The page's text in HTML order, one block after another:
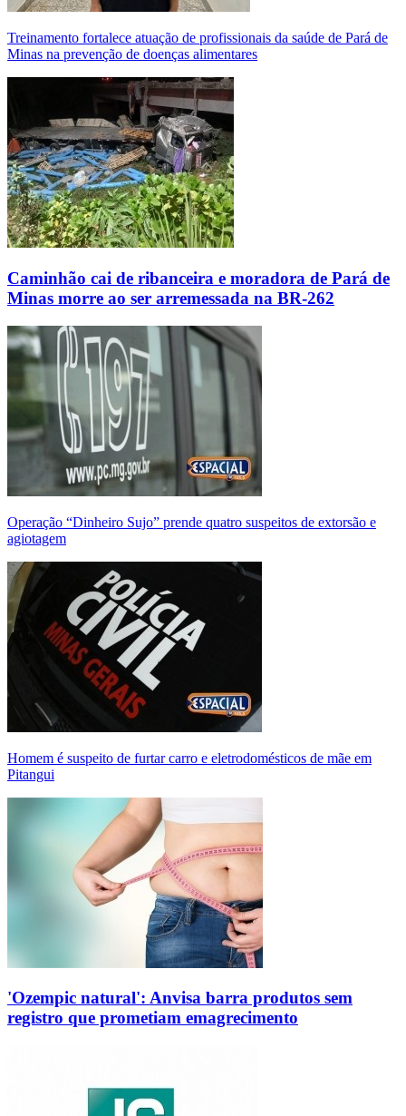
Treinamento fortalece atuação de profissionais da saúde de Pará de
Minas na prevenção de doenças alimentares
Caminhão cai de ribanceira e moradora de Pará de
Minas morre ao ser arremessada na BR-262
Operação “Dinheiro Sujo” prende quatro suspeitos de extorsão e
agiotagem
Homem é suspeito de furtar carro e eletrodomésticos de mãe em
Pitangui
'Ozempic natural': Anvisa barra produtos sem
registro que prometiam emagrecimento